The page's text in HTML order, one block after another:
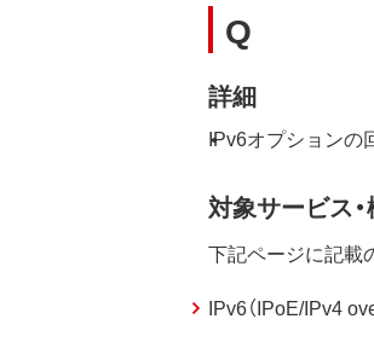
Q
詳細
IPv6オプションの
対象サービス
下記ページに記載
IPv6（IPoE/IPv4